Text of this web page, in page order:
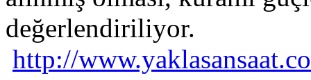
değerlendiriliyor.
http://